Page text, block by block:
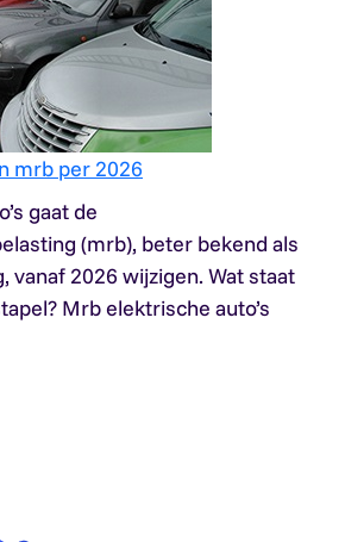
mrb per 2026
gaat de
(mrb), beter bekend als
vanaf 2026 wijzigen. Wat staat
Mrb elektrische auto’s